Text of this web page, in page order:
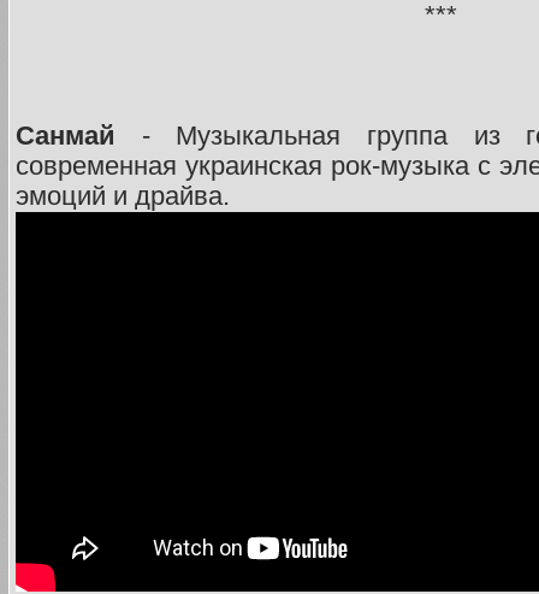
***
Санмай - Музыкальная группа из
современная украинская рок-музыка с
эмоций и драйва.